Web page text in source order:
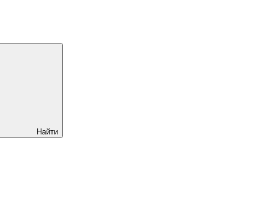
Найти